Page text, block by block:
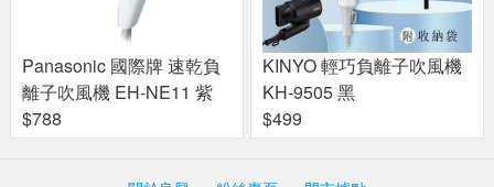
Panasonic 國際牌 速乾負
離子吹風機 EH-NE11 紫
$788
KINYO 輕巧負離子吹風機
KH-9505 黑
$499